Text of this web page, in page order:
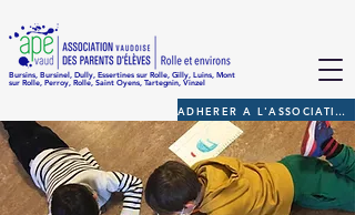
Bursins, Bursinel, Dully, Essertines sur Rolle, Gilly, Luins, Mont
sur Rolle, Perroy, Rolle, Saint Oyens, Tartegnin, Vinzel
ADHERER A L'ASSOCIATION